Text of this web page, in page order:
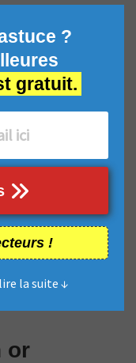
?
gratuit.
!
la suite ↓
or